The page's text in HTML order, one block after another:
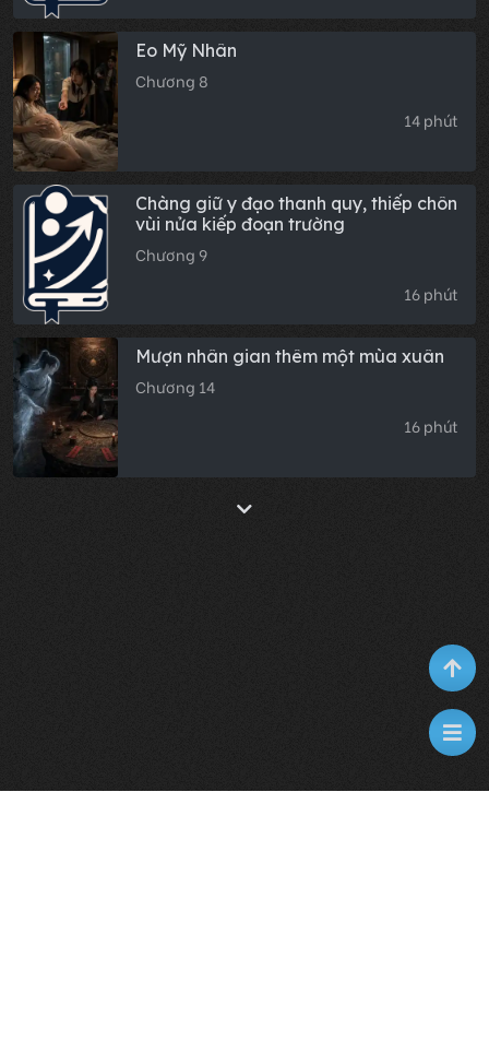
Eo Mỹ Nhân
Chương 8
14 phút
Chàng giữ y đạo thanh quy, thiếp chôn
vùi nửa kiếp đoạn trường
Chương 9
16 phút
Mượn nhân gian thêm một mùa xuân
Chương 14
16 phút